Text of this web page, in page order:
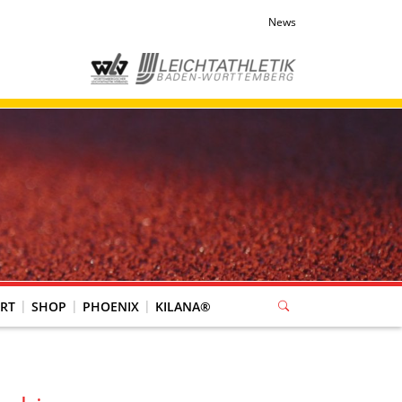
News
SHOP PHOENIX KILANA®